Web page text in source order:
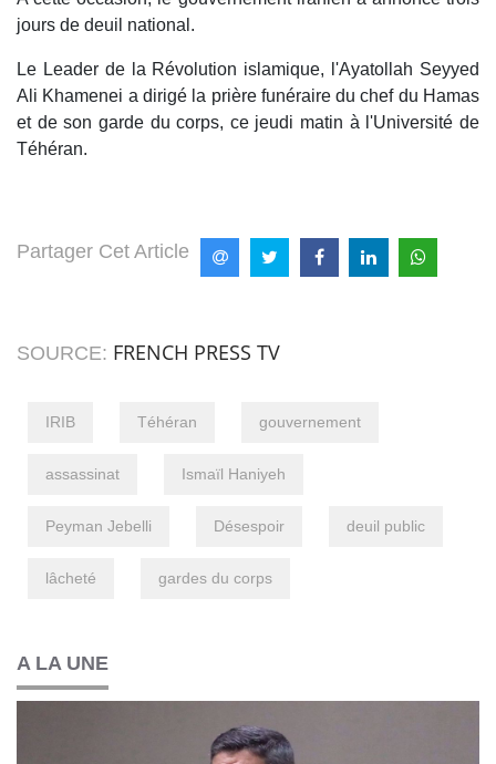
jours de deuil national.
Le Leader de la Révolution islamique, l'Ayatollah Seyyed
Ali Khamenei a dirigé la prière funéraire du chef du Hamas
et de son garde du corps, ce jeudi matin à l'Université de
Téhéran.
Partager Cet Article
SOURCE: FRENCH PRESS TV
IRIB Téhéran gouvernement
assassinat Ismaïl Haniyeh
Peyman Jebelli Désespoir deuil public
lâcheté gardes du corps
A LA UNE